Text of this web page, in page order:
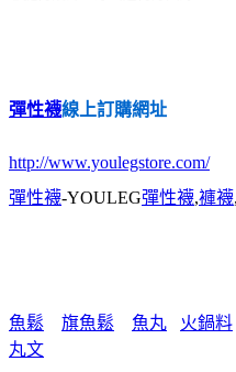
彈性襪線上訂購網址
http://www.youlegstore.com/
彈性襪-YOULEG彈性襪,褲襪,
魚鬆 旗魚鬆 魚丸 火鍋料
丸文